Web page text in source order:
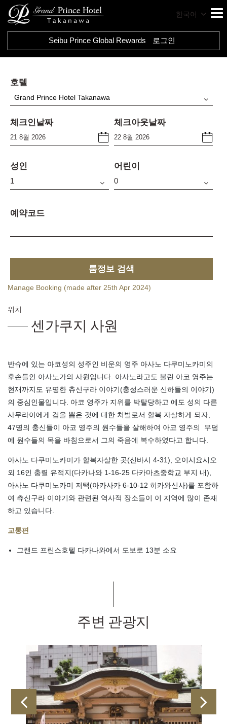
한국어
Seibu Prince Global Rewards 로그인
호텔
Grand Prince Hotel Takanawa
체크인날짜 체크아웃날짜
성인 어린이
예약코드
룸정보 검색
Manage Booking (made after 25th Apr 2024)
위치
센가쿠지 사원
반슈에 있는 아코성의 성주인 비운의 영주 아사노 다쿠미노카미의
후손들인 아사노가의 사원입니다. 아사노라고도 불린 아코 영주는
현재까지도 유명한 츄신구라 이야기(충성스러운 신하들의 이야기)
의 중심인물입니다. 아코 영주가 지위를 박탈당하고 에도 성의 다른
사무라이에게 검을 뽑은 것에 대한 처벌로서 할복 자살하게 되자,
47명의 충신들이 아코 영주의 원수들을 살해하여 아코 영주의 무덤
에 원수들의 목을 바침으로서 그의 죽음에 복수하였다고 합니다.
아사노 다쿠미노카미가 할복자살한 곳(신바시 4-31), 오이시요시오
외 16인 충렬 유적지(다카나와 1-16-25 다카마츠중학교 부지 내),
아사노 다쿠미노카미 저택(아카사카 6-10-12 히카와신사)를 포함하
여 츄신구라 이야기와 관련된 역사적 장소들이 이 지역에 많이 존재
하고 있습니다.
교통편
그랜드 프린스호텔 다카나와에서 도보로 13분 소요
주변 관광지